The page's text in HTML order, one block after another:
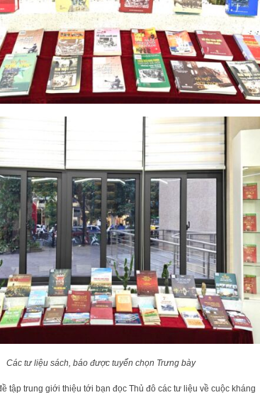
Các tư liệu sách, báo được tuyển chọn Trưng bày
tập trung giới thiệu tới bạn đọc Thủ đô các tư liệu về cuộc kháng